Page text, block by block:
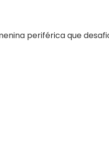
periférica que